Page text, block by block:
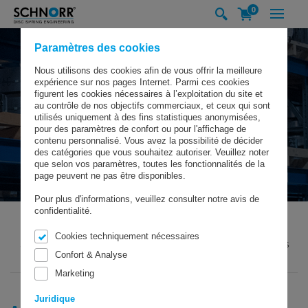
Paramètres des cookies
Nous utilisons des cookies afin de vous offrir la meilleure
expérience sur nos pages Internet. Parmi ces cookies
figurent les cookies nécessaires à l’exploitation du site et
au contrôle de nos objectifs commerciaux, et ceux qui sont
utilisés uniquement à des fins statistiques anonymisées,
pour des paramètres de confort ou pour l'affichage de
contenu personnalisé. Vous avez la possibilité de décider
des catégories que vous souhaitez autoriser. Veuillez noter
que selon vos paramètres, toutes les fonctionnalités de la
page peuvent ne pas être disponibles.
Pour plus d'informations, veuillez consulter notre avis de
confidentialité.
Cookies techniquement nécessaires
Confort & Analyse
Marketing
Juridique
0
SCHNORR GMBH EXPERTISES & TECHNOLOGIES
MATÉRIAUX & SURFACES